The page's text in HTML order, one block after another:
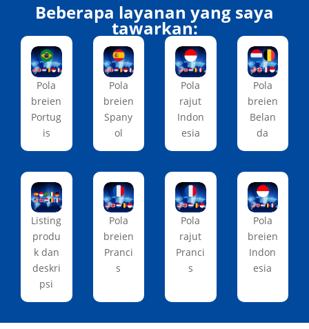
Beberapa layanan yang saya
tawarkan:
Pola
breien
Portug
is
Pola
breien
Spany
ol
Pola
rajut
Indon
esia
Pola
breien
Belan
da
Listing
produ
k dan
deskri
psi
Pola
breien
Pranci
s
Pola
rajut
Pranci
s
Pola
breien
Indon
esia